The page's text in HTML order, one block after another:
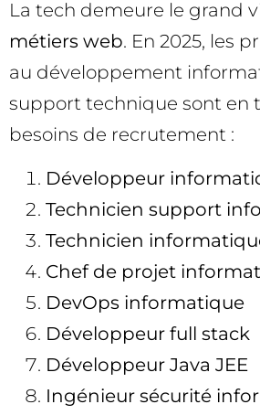
La tech demeure le grand
métiers web. En 2025, les
au développement
support technique sont en
besoins de recrutement :
Développeur
Technicien support
Technicien
Chef de projet
DevOps informatique
Développeur full stack
Développeur Java JEE
Ingénieur sécurité